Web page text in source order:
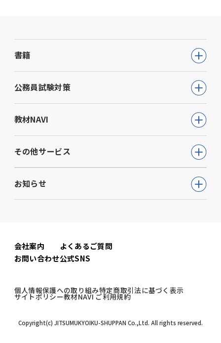
書籍
公務員試験
教員採用試験
就職・資格・検定
教育・学参
ビジネス
生活実用・教養
心理学
公務員試験対策
公務員試験について知る
通信講座
動画で学ぶ【公務員合格】シリーズ
書籍
模擬試験
教材NAVI
高等学校向け事業
大学・短期大学向け事業
専門学校向け事業
中学校向け事業
その他サービス
ウェルネス(心理検査他)
児童発達支援事業
お知らせ
書籍関連
公務員試験関連
会社案内
お問い合わせ
よくあるご質問
公式SNS
個人情報保護への取り組み特定商取引法に基づく表示
サイトポリシー教材NAVI ご利用規約
Copyright(c) JITSUMUKYOIKU-SHUPPAN Co.,Ltd. All rights reserved.